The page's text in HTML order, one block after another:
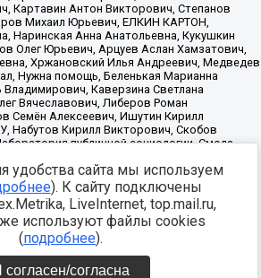
uploaded/files/reestr-
03-2024.pdfданные на22.03.2024
удобства сайта мы используем
). К сайту подключены
LiveInternet, top.mail.ru,
используют файлы cookies
(подробнее).
согласен/согласна